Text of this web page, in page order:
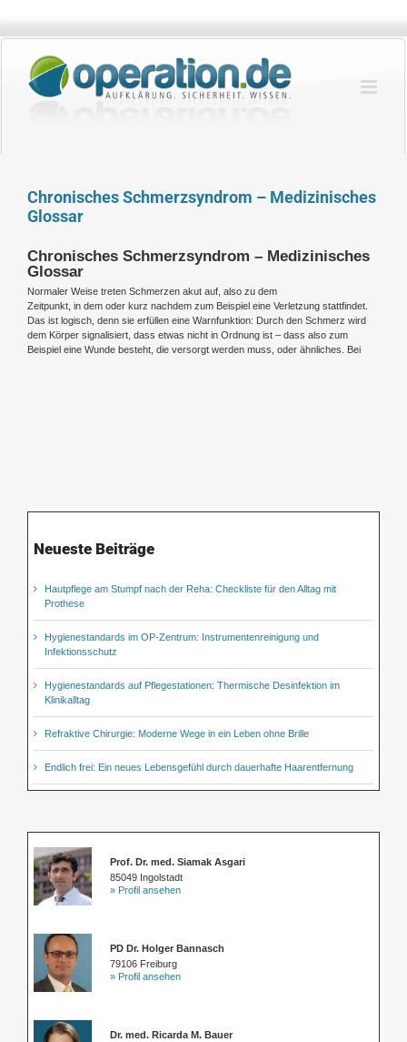
springen
Chronisches Schmerzsyndrom – Medizinisches
Glossar
Chronisches Schmerzsyndrom – Medizinisches
Glossar
Normaler Weise treten Schmerzen akut auf, also zu dem
Zeitpunkt, in dem oder kurz nachdem zum Beispiel eine Verletzung stattfindet.
Das ist logisch, denn sie erfüllen eine Warnfunktion: Durch den Schmerz wird
dem Körper signalisiert, dass etwas nicht in Ordnung ist – dass also zum
Beispiel eine Wunde besteht, die versorgt werden muss, oder ähnliches. Bei
Neueste Beiträge
Hautpflege am Stumpf nach der Reha: Checkliste für den Alltag mit
Prothese
Hygienestandards im OP-Zentrum: Instrumentenreinigung und
Infektionsschutz
Hygienestandards auf Pflegestationen: Thermische Desinfektion im
Klinikalltag
Refraktive Chirurgie: Moderne Wege in ein Leben ohne Brille
Endlich frei: Ein neues Lebensgefühl durch dauerhafte Haarentfernung
Prof. Dr. med. Siamak Asgari
85049 Ingolstadt
» Profil ansehen
PD Dr. Holger Bannasch
79106 Freiburg
» Profil ansehen
Dr. med. Ricarda M. Bauer